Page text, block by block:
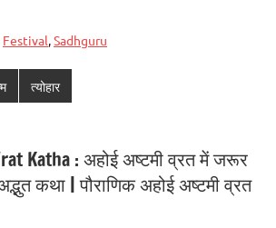
Festival,Sadhguru
त्योहार
Katha : अहोई अष्टमी व्रत में जरूर
कथा | पौराणिक अहोई अष्टमी व्रत